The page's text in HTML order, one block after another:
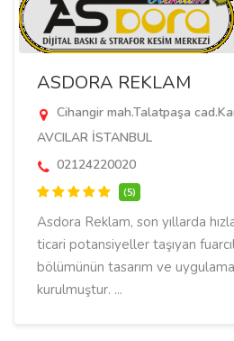
ASDORA REKLAM
Cihangir mah.Talatpaşa
AVCILAR İSTANBUL
02124220020
(5)
Asdora Reklam, son yıllarda
ticari potansiyeller taşıyan
bölümünün tasarım ve
kurulmuştur. ...